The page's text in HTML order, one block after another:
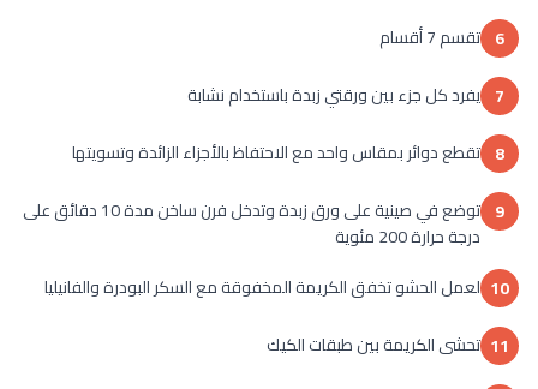
6 تقسم 7 أقسام
7 يفرد كل جزء بين ورقتي زبدة باستخدام نشابة
8 تقطع دوائر بمقاس واحد مع الاحتفاظ بالأجزاء الزائدة وتسويتها
9
توضع في صينية على ورق زبدة وتدخل فرن ساخن مدة 10 دقائق على
درجة حرارة 200 مئوية
10 لعمل الحشو تخفق الكريمة المخفوقة مع السكر البودرة والفانيليا
11 تحشى الكريمة بين طبقات الكيك